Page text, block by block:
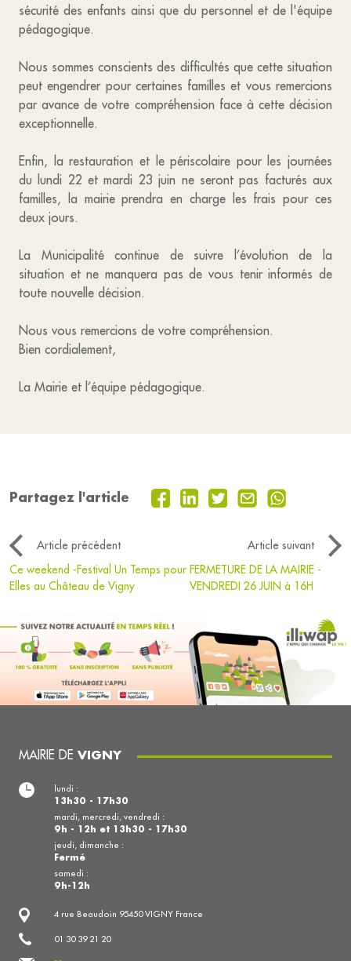
sécurité des enfants ainsi que du personnel et de l'équipe
pédagogique.
Nous sommes conscients des difficultés que cette situation
peut engendrer pour certaines familles et vous remercions
par avance de votre compréhension face à cette décision
exceptionnelle.
Enfin, la restauration et le périscolaire pour les journées
du lundi 22 et mardi 23 juin ne seront pas facturés aux
familles, la mairie prendra en charge les frais pour ces
deux jours.
La Municipalité continue de suivre l’évolution de la
situation et ne manquera pas de vous tenir informés de
toute nouvelle décision.
Nous vous remercions de votre compréhension.
Bien cordialement,
La Mairie et l’équipe pédagogique.
Partagez l'article
Article précédent
Article suivant
Ce weekend -Festival Un Temps pour
Elles au Château de Vigny
FERMETURE DE LA MAIRIE -
VENDREDI 26 JUIN à 16H
MAIRIE DE VIGNY
4 rue Beaudoin 95450 VIGNY France
01 30 39 21 20
lundi :
13h30 - 17h30
mardi, mercredi, vendredi :
9h - 12h et 13h30 - 17h30
jeudi, dimanche :
Fermé
samedi :
9h-12h